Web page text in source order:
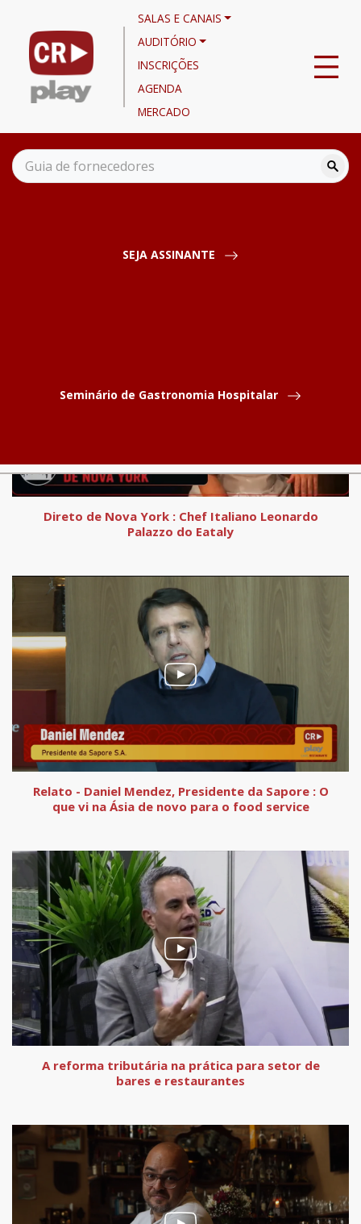
Empreendedores -
SALAS E CANAIS
AUDITÓRIO
INSCRIÇÕES
AGENDA
MERCADO
SEJA ASSINANTE
Seminário de Gastronomia Hospitalar
Canais Empreendedores
Direto de Nova York : Chef Italiano Leonardo
Palazzo do Eataly
Relato - Daniel Mendez, Presidente da Sapore : O
que vi na Ásia de novo para o food service
A reforma tributária na prática para setor de
bares e restaurantes